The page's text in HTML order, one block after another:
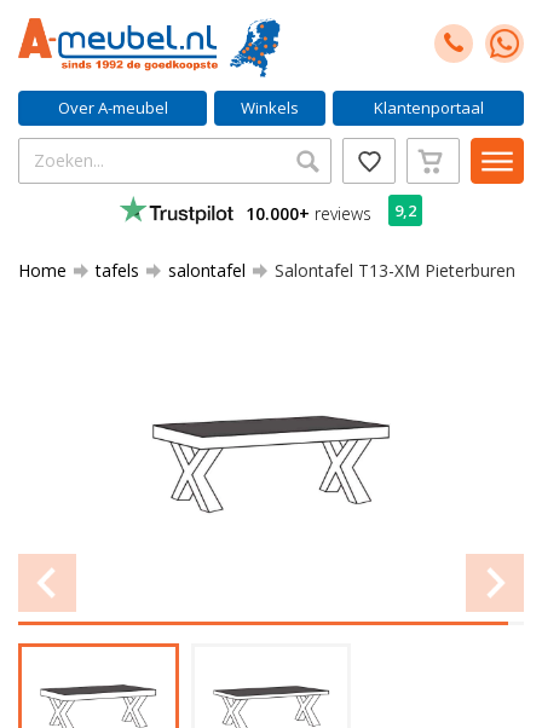
Over A-meubel Winkels Klantenportaal
10.000+ reviews 9,2
Home tafels salontafel Salontafel T13-XM Pieterburen